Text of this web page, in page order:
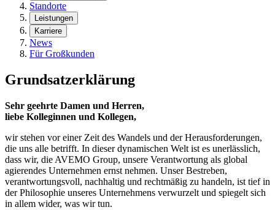
Standorte
Leistungen
Karriere
News
Für Großkunden
Grundsatzerklärung
Sehr geehrte Damen und Herren,
liebe Kolleginnen und Kollegen,
wir stehen vor einer Zeit des Wandels und der Herausforderungen,
die uns alle betrifft. In dieser dynamischen Welt ist es unerlässlich,
dass wir, die AVEMO Group, unsere Verantwortung als global
agierendes Unternehmen ernst nehmen. Unser Bestreben,
verantwortungsvoll, nachhaltig und rechtmäßig zu handeln, ist tief in
der Philosophie unseres Unternehmens verwurzelt und spiegelt sich
in allem wider, was wir tun.